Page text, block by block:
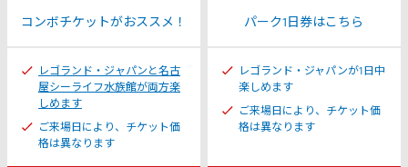
コンボチケットがおススメ！
レゴランド・ジャパンと名古
屋シーライフ水族館が両方楽
しめます
ご来場日により、チケット価
格は異なります
パーク1日券はこちら
レゴランド・ジャパンが1日中
楽しめます
ご来場日により、チケット価
格は異なります